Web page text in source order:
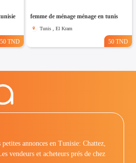
50 TND
femme de ménage ménage en tunis
Tunis , El Kram
50 TND
annonces en Tunisie: Chattez,
vendeurs et acheteurs prés de chez